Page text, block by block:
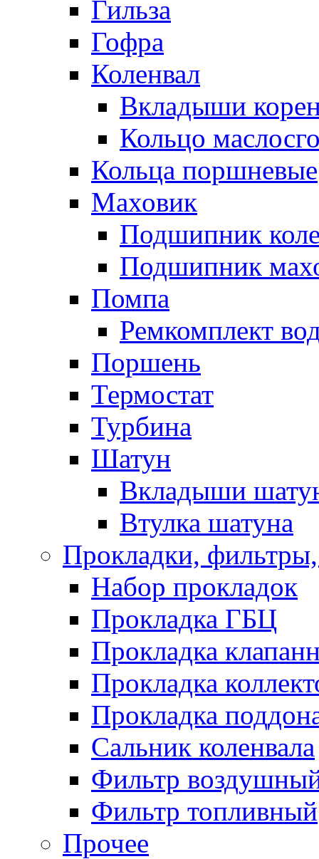
Гильза
Гофра
Коленвал
Вкладыши
Кольцо
Кольца поршневые
Маховик
Подшипник
Подшипник
Помпа
Ремкомплект
Поршень
Термостат
Турбина
Шатун
Вкладыши
Втулка шатуна
Прокладки,
Набор прокладок
Прокладка ГБЦ
Прокладка
Прокладка
Прокладка
Сальник коленвала
Фильтр
Фильтр топливный
Прочее